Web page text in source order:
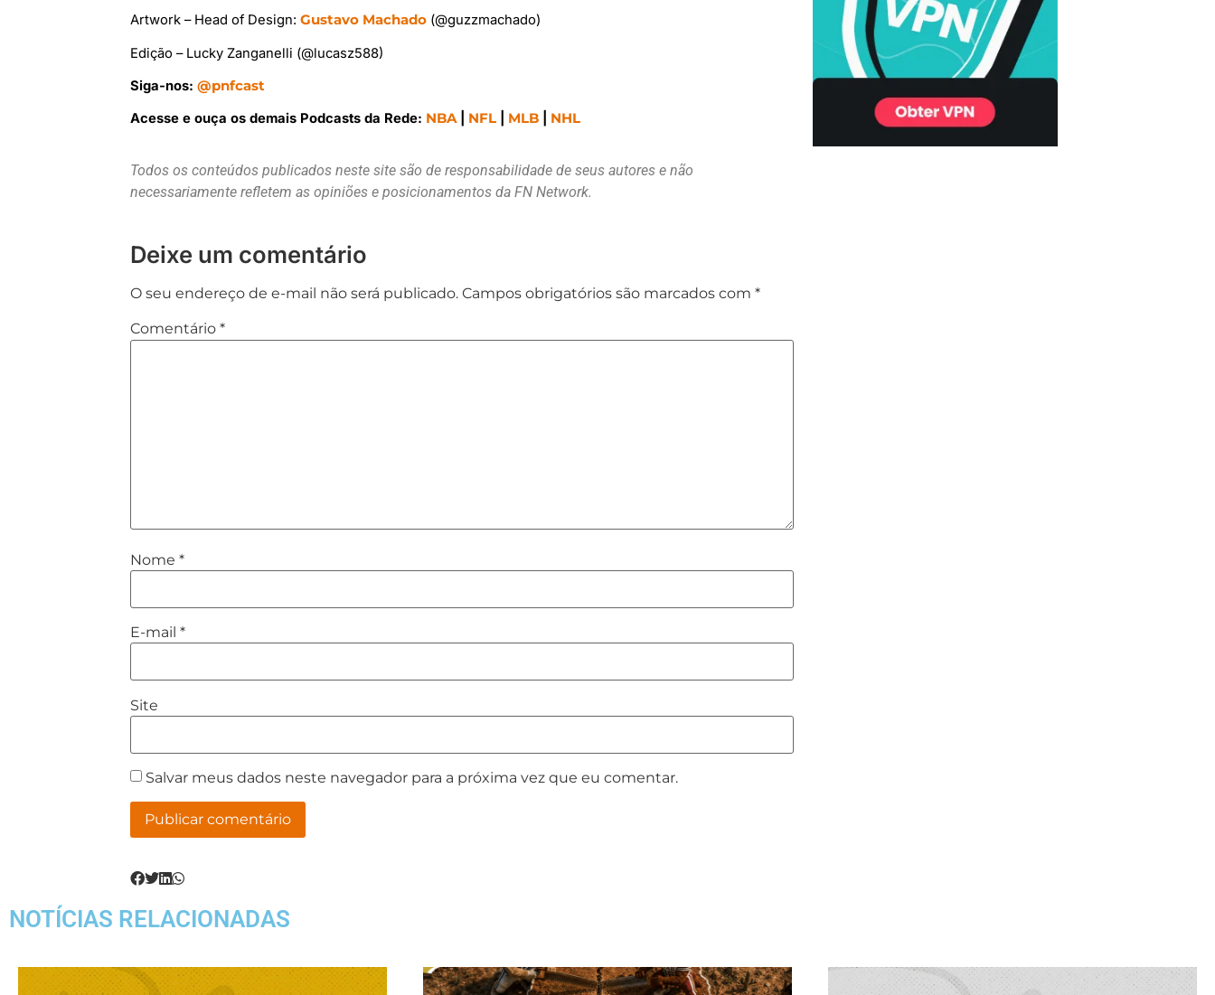
Artwork – Head of Design:Gustavo Machado (@guzzmachado)
Edição – Lucky Zanganelli (@lucasz588)
Siga-nos:@pnfcast
Acesse e ouça os demais Podcasts da Rede: NBA| NFL MLB NHL
Todos os conteúdos publicados neste site são de responsabilidade de seus autores e não
necessariamente refletem as opiniões e posicionamentos da FN Network.
Deixe um comentário
O seu endereço de e-mail não será publicado. Campos obrigatórios são marcados com*
Comentário*
Nome*
E-mail*
Site
Salvar meus dados neste navegador para a próxima vez que eu comentar.
NOTÍCIAS RELACIONADAS